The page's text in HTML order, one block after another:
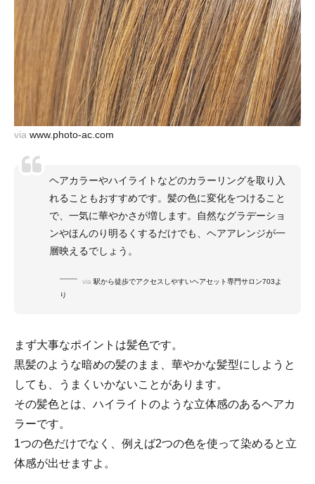
via www.photo-ac.com
ヘアカラーやハイライトなどのカラーリングを取り入
れることもおすすめです。髪の色に変化をつけること
で、一気に華やかさが増します。自然なグラデーショ
ンやほんのり明るくするだけでも、ヘアアレンジが一
層映えるでしょう。
via 駅から徒歩でアクセスしやすいヘアセット専門サロン703よ
り
まず大事なポイントは髪色です。
黒髪のような暗めの髪のまま、華やかな髪型にしようと
しても、うまくいかないことがあります。
その髪色とは、ハイライトのような立体感のあるヘアカ
ラーです。
1つの色だけでなく、例えば2つの色を使って染めると立
体感が出せますよ。